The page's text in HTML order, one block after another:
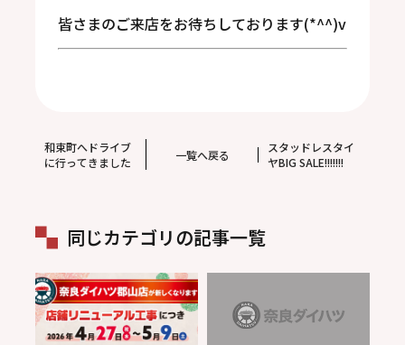
皆さまのご来店をお待ちしております(*^^)v
和束町へドライブ
に行ってきました
一覧へ戻る
スタッドレスタイ
ヤBIG SALE!!!!!!!
同じカテゴリの記事一覧